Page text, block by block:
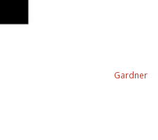
Gardner